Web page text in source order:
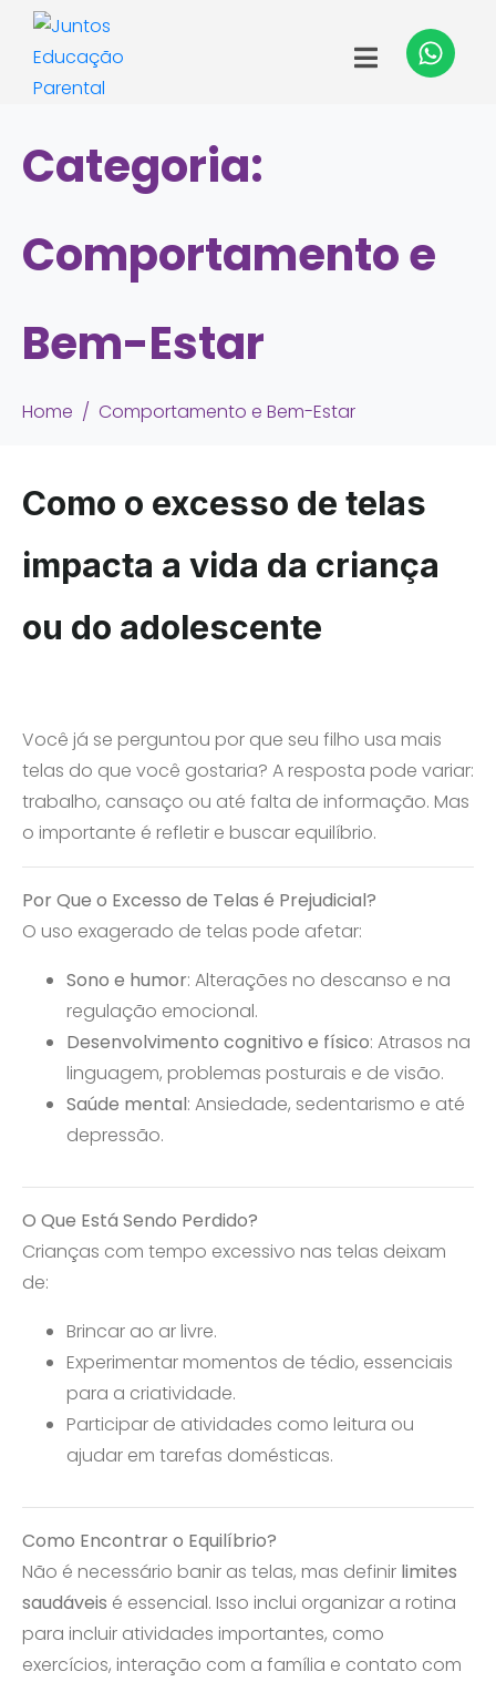
Categoria:
Comportamento e
Bem-Estar
Home Comportamento e Bem-Estar
Como o excesso de telas
impacta a vida da criança
ou do adolescente
Você já se perguntou por que seu filho usa mais
telas do que você gostaria? A resposta pode variar:
trabalho, cansaço ou até falta de informação. Mas
o importante é refletir e buscar equilíbrio.
Por Que o Excesso de Telas é Prejudicial?
O uso exagerado de telas pode afetar:
Sono e humor: Alterações no descanso e na
regulação emocional.
Desenvolvimento cognitivo e físico: Atrasos na
linguagem, problemas posturais e de visão.
Saúde mental: Ansiedade, sedentarismo e até
depressão.
O Que Está Sendo Perdido?
Crianças com tempo excessivo nas telas deixam
de:
Brincar ao ar livre.
Experimentar momentos de tédio, essenciais
para a criatividade.
Participar de atividades como leitura ou
ajudar em tarefas domésticas.
Como Encontrar o Equilíbrio?
Não é necessário banir as telas, mas definir limites
saudáveis é essencial. Isso inclui organizar a rotina
para incluir atividades importantes, como
exercícios, interação com a família e contato com